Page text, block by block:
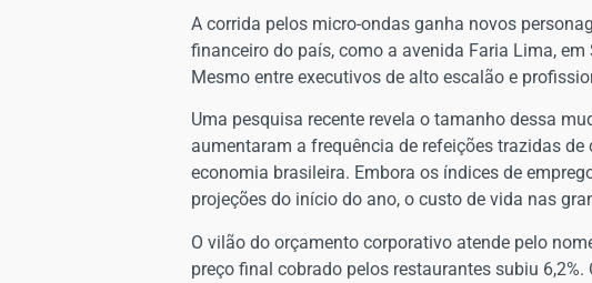
A corrida pelos micro-ondas ganha novos
financeiro do país, como a avenida Faria Lima,
Mesmo entre executivos de alto escalão e
​Uma pesquisa recente revela o tamanho dessa
aumentaram a frequência de refeições trazidas
economia brasileira. Embora os índices de
projeções do início do ano, o custo de vida nas
​O vilão do orçamento corporativo atende pelo
preço final cobrado pelos restaurantes subiu